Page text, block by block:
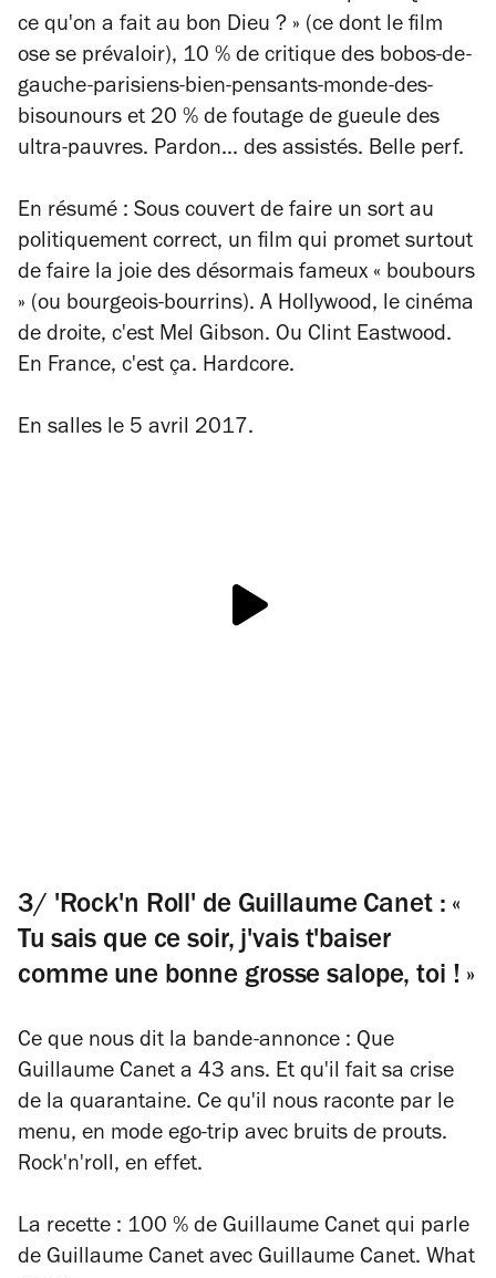
ce qu'on a fait au bon Dieu ? » (ce dont le film
ose se prévaloir), 10 % de critique des bobos-de-
gauche-parisiens-bien-pensants-monde-des-
bisounours et 20 % de foutage de gueule des
ultra-pauvres. Pardon... des assistés. Belle perf.
En résumé : Sous couvert de faire un sort au
politiquement correct, un film qui promet surtout
de faire la joie des désormais fameux « boubours
» (ou bourgeois-bourrins). A Hollywood, le cinéma
de droite, c'est Mel Gibson. Ou Clint Eastwood.
En France, c'est ça. Hardcore.
En salles le 5 avril 2017.
3/ 'Rock'n Roll' de Guillaume Canet : «
Tu sais que ce soir, j'vais t'baiser
comme une bonne grosse salope, toi ! »
Ce que nous dit la bande-annonce : Que
Guillaume Canet a 43 ans. Et qu'il fait sa crise
de la quarantaine. Ce qu'il nous raconte par le
menu, en mode ego-trip avec bruits de prouts.
Rock'n'roll, en effet.
La recette : 100 % de Guillaume Canet qui parle
de Guillaume Canet avec Guillaume Canet. What